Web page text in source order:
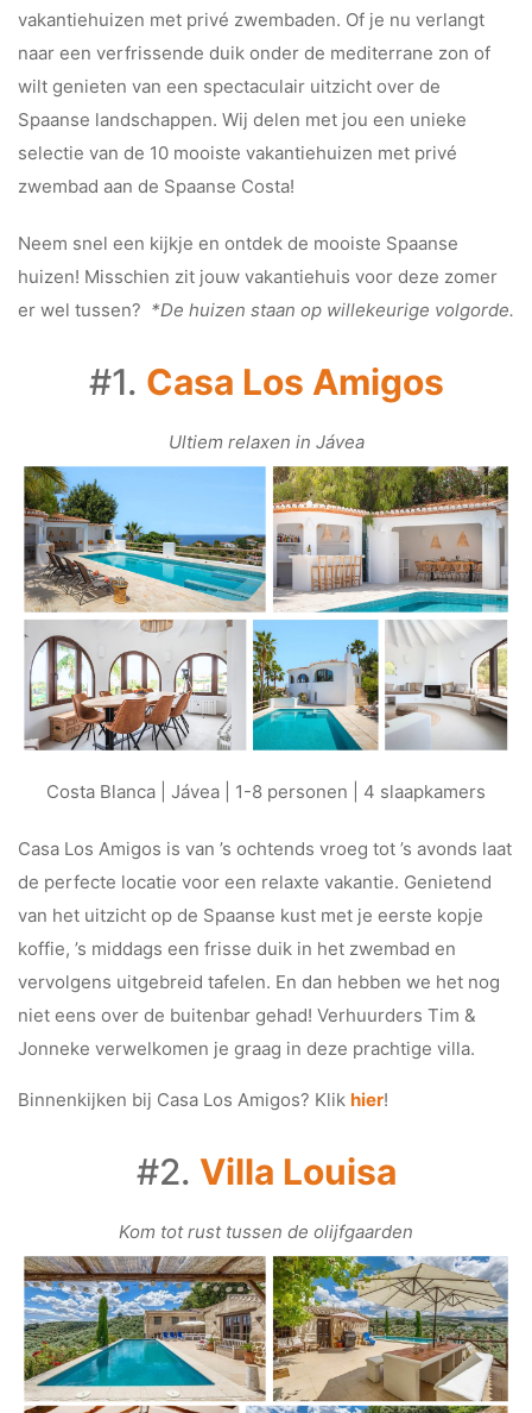
vakantiehuizen met privé zwembaden. Of je nu verlangt
naar een verfrissende duik onder de mediterrane zon of
wilt genieten van een spectaculair uitzicht over de
Spaanse landschappen. Wij delen met jou een unieke
selectie van de 10 mooiste vakantiehuizen met privé
zwembad aan de Spaanse Costa!
Neem snel een kijkje en ontdek de mooiste Spaanse
huizen! Misschien zit jouw vakantiehuis voor deze zomer
er wel tussen? *De huizen staan op willekeurige volgorde.
#1. Casa Los Amigos
Ultiem relaxen in Jávea
Costa Blanca | Jávea | 1-8 personen | 4 slaapkamers
Casa Los Amigos is van ’s ochtends vroeg tot ’s avonds laat
de perfecte locatie voor een relaxte vakantie. Genietend
van het uitzicht op de Spaanse kust met je eerste kopje
koffie, ’s middags een frisse duik in het zwembad en
vervolgens uitgebreid tafelen. En dan hebben we het nog
niet eens over de buitenbar gehad! Verhuurders Tim &
Jonneke verwelkomen je graag in deze prachtige villa.
Binnenkijken bij Casa Los Amigos? Klik hier!
#2. Villa Louisa
Kom tot rust tussen de olijfgaarden